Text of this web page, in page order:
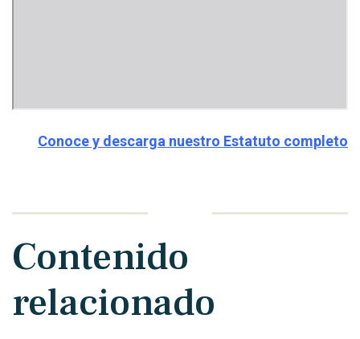
Conoce y descarga nuestro Estatuto completo
Contenido
relacionado